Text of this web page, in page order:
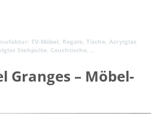
TV-Möbel, Regale, Tische, Acrylglas
Stehpulte, Couchtische, ..
Granges – Möbel-